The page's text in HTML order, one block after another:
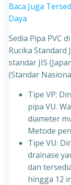
Baca Juga
Daya
Sedia Pipa PVC
Rucika Standard
standar JIS
(Standar
Tipe VP:
pipa VU.
diameter
Metode
Tipe VU:
drainase
dan
hingga 12